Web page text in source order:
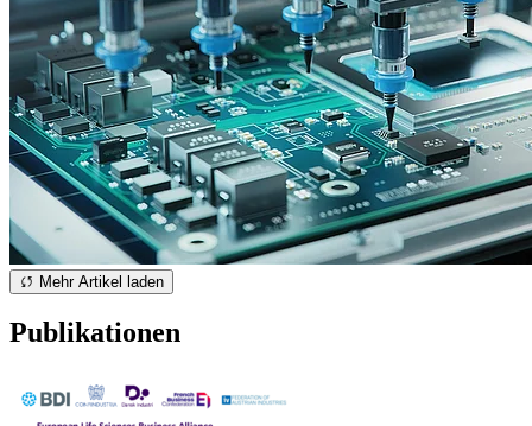
Mehr Artikel laden
Publikationen